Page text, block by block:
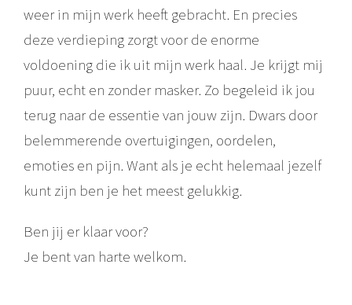
weer in mijn werk heeft gebracht. En precies
deze verdieping zorgt voor de enorme
voldoening die ik uit mijn werk haal. Je krijgt mij
puur, echt en zonder masker. Zo begeleid ik jou
terug naar de essentie van jouw zijn. Dwars door
belemmerende overtuigingen, oordelen,
emoties en pijn. Want als je echt helemaal jezelf
kunt zijn ben je het meest gelukkig.
Ben jij er klaar voor?
Je bent van harte welkom.